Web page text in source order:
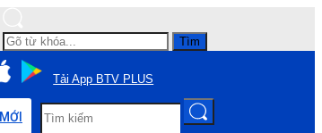
Tìm
Tải App BTV PLUS
MỚI